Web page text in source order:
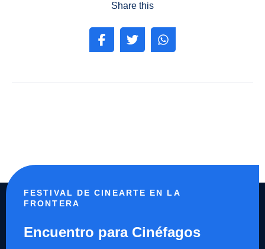
Share this
FESTIVAL DE CINEARTE EN LA
FRONTERA
Encuentro para Cinéfagos